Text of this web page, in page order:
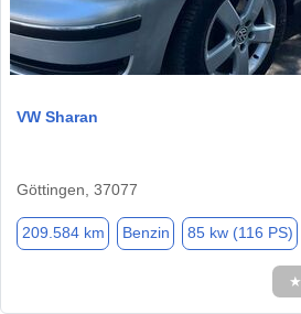
VW Sharan
Göttingen, 37077
209.584 km Benzin 85 kw (116 PS)
★